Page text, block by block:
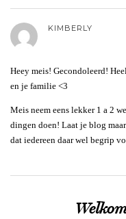
KIMBERLY
Heey meis! Gecondoleerd!
en je familie <3
Meis neem eens lekker 1 a 2
dingen doen! Laat je blog
dat iedereen daar wel begrip